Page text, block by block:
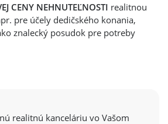
CENY NEHNUTEĽNOSTI realitnou
pre účely dedičského konania,
znalecký posudok pre potreby
realitnú kanceláriu vo Vašom